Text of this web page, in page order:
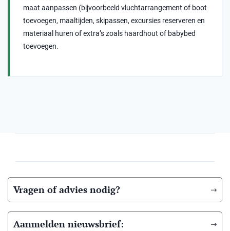
maat aanpassen (bijvoorbeeld vluchtarrangement of boot
toevoegen, maaltijden, skipassen, excursies reserveren en
materiaal huren of extra’s zoals haardhout of babybed
toevoegen.
Vragen of advies nodig?
Aanmelden nieuwsbrief: